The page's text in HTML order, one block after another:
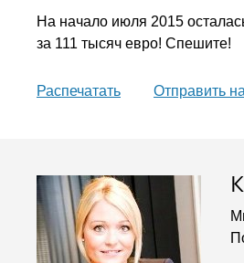
На начало июля 2015
за 111 тысяч евро! Спешите!
Распечатать Oтправить